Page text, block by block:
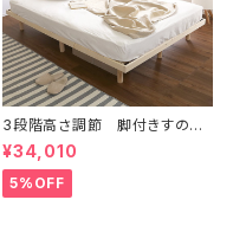
3段階高さ調節 脚付きすのこ
ベッド(ダブル) 【Lilitta-リリッ
タ-】(ポケットコイルロールマット
レス付き) ダブル LPS-HRM
-D
¥34,010
5%OFF